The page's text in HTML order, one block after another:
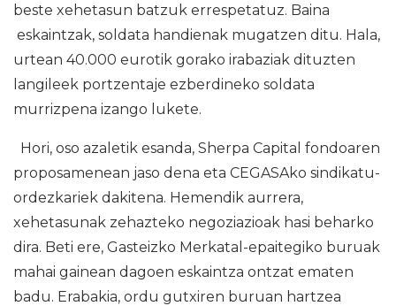
beste xehetasun batzuk errespetatuz. Baina
eskaintzak, soldata handienak mugatzen ditu. Hala,
urtean 40.000 eurotik gorako irabaziak dituzten
langileek portzentaje ezberdineko soldata
murrizpena izango lukete.
Hori, oso azaletik esanda, Sherpa Capital fondoaren
proposamenean jaso dena eta CEGASAko sindikatu-
ordezkariek dakitena. Hemendik aurrera,
xehetasunak zehazteko negoziazioak hasi beharko
dira. Beti ere, Gasteizko Merkatal-epaitegiko buruak
mahai gainean dagoen eskaintza ontzat ematen
badu. Erabakia, ordu gutxiren buruan hartzea